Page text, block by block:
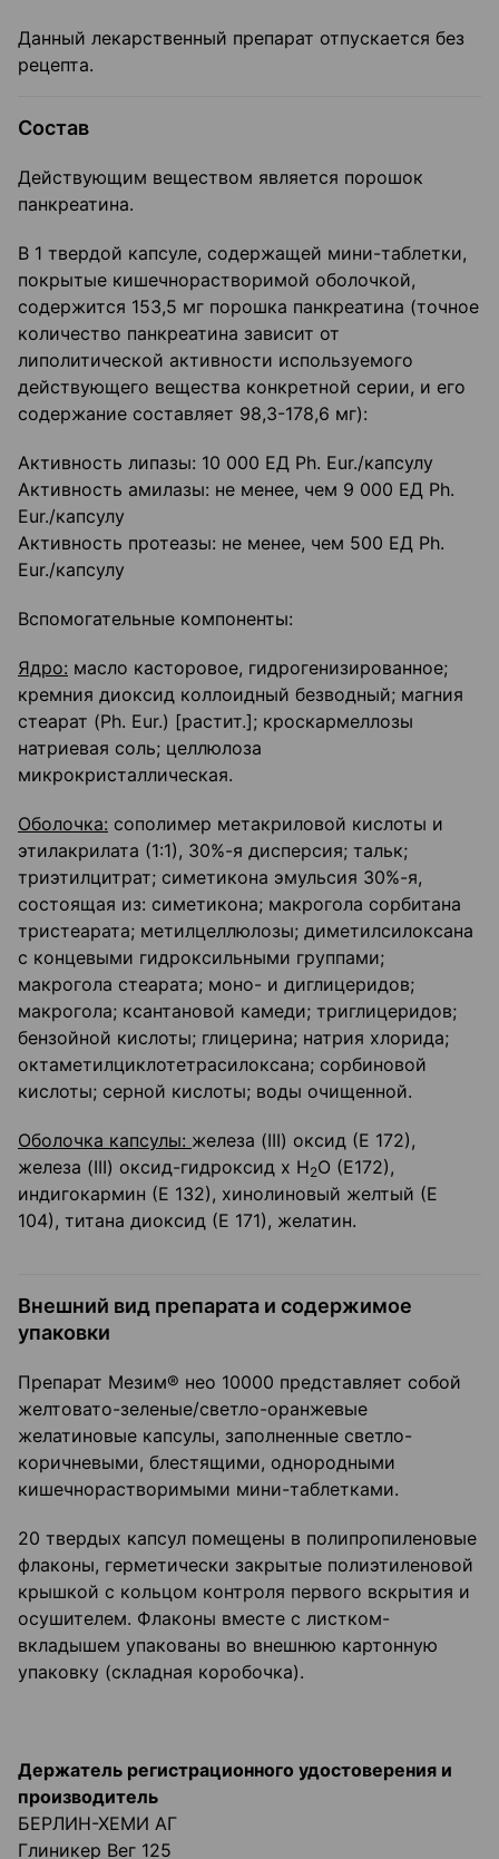
Данный лекарственный препарат отпускается без
рецепта.
Состав
Действующим веществом является порошок
панкреатина.
В 1 твердой капсуле, содержащей мини-таблетки,
покрытые кишечнорастворимой оболочкой,
содержится 153,5 мг порошка панкреатина (точное
количество панкреатина зависит от
липолитической активности используемого
действующего вещества конкретной серии, и его
содержание составляет 98,3-178,6 мг):
Активность липазы: 10 000 ЕД Ph. Eur./капсулу
Активность амилазы: не менее, чем 9 000 ЕД Ph.
Eur./капсулу
Активность протеазы: не менее, чем 500 ЕД Ph.
Eur./капсулу
Вспомогательные компоненты:
Ядро: масло касторовое, гидрогенизированное;
кремния диоксид коллоидный безводный; магния
стеарат (Ph. Eur.) [растит.]; кроскармеллозы
натриевая соль; целлюлоза
микрокристаллическая.
Оболочка: сополимер метакриловой кислоты и
этилакрилата (1:1), 30%-я дисперсия; тальк;
триэтилцитрат; симетикона эмульсия 30%-я,
состоящая из: симетикона; макрогола сорбитана
тристеарата; метилцеллюлозы; диметилсилоксана
с концевыми гидроксильными группами;
макрогола стеарата; моно- и диглицеридов;
макрогола; ксантановой камеди; триглицеридов;
бензойной кислоты; глицерина; натрия хлорида;
октаметилциклотетрасилоксана; сорбиновой
кислоты; серной кислоты; воды очищенной.
Оболочка капсулы: железа (III) оксид (Е 172),
железа (III) оксид-гидроксид х Н2О (Е172),
индигокармин (Е 132), хинолиновый желтый (Е
104), титана диоксид (Е 171), желатин.
Внешний вид препарата и содержимое
упаковки
Препарат Мезим® нео 10000 представляет собой
желтовато-зеленые/светло-оранжевые
желатиновые капсулы, заполненные светло-
коричневыми, блестящими, однородными
кишечнорастворимыми мини-таблетками.
20 твердых капсул помещены в полипропиленовые
флаконы, герметически закрытые полиэтиленовой
крышкой с кольцом контроля первого вскрытия и
осушителем. Флаконы вместе с листком-
вкладышем упакованы во внешнюю картонную
упаковку (складная коробочка).
Держатель регистрационного удостоверения и
производитель
БЕРЛИН-ХЕМИ АГ
Глиникер Вег 125